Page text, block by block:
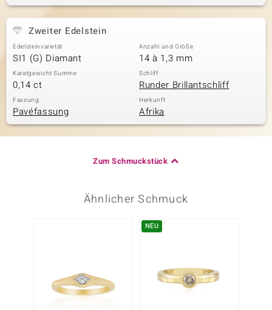
Zweiter Edelstein
Edelsteinvarietät
SI1 (G) Diamant
Anzahl und Größe
14 à 1,3 mm
Karatgewicht Summe
0,14 ct
Schliff
Runder Brillantschliff
Fassung
Pavéfassung
Herkunft
Afrika
Zum Schmuckstück
Ähnlicher Schmuck
NEU